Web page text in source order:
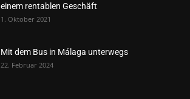
einem rentablen Geschäft
1. Oktober 2021
Mit dem Bus in Málaga unterwegs
22. Februar 2024